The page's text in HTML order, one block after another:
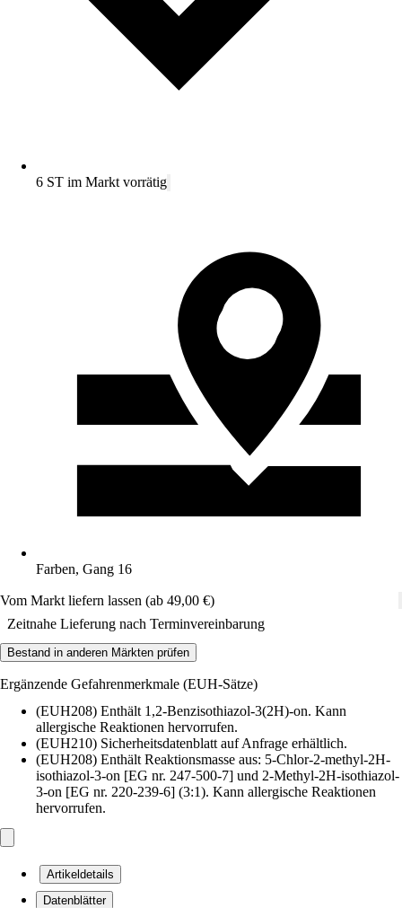
6 ST im Markt vorrätig
Farben, Gang 16
Vom Markt liefern lassen (ab 49,00 €)
Zeitnahe Lieferung nach Terminvereinbarung
Bestand in anderen Märkten prüfen
Ergänzende Gefahrenmerkmale (EUH-Sätze)
(EUH208) Enthält 1,2-Benzisothiazol-3(2H)-on. Kann
allergische Reaktionen hervorrufen.
(EUH210) Sicherheitsdatenblatt auf Anfrage erhältlich.
(EUH208) Enthält Reaktionsmasse aus: 5-Chlor-2-methyl-2H-
isothiazol-3-on [EG nr. 247-500-7] und 2-Methyl-2H-isothiazol-
3-on [EG nr. 220-239-6] (3:1). Kann allergische Reaktionen
hervorrufen.
Artikeldetails
Datenblätter